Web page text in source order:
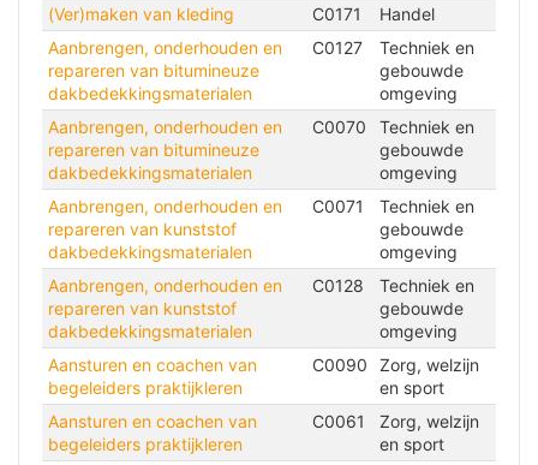
(Ver)maken van kleding
C0171
Handel
Aanbrengen, onderhouden en
repareren van bitumineuze
dakbedekkingsmaterialen
C0127
Techniek en
gebouwde
omgeving
Aanbrengen, onderhouden en
repareren van bitumineuze
dakbedekkingsmaterialen
C0070
Techniek en
gebouwde
omgeving
Aanbrengen, onderhouden en
repareren van kunststof
dakbedekkingsmaterialen
C0071
Techniek en
gebouwde
omgeving
Aanbrengen, onderhouden en
repareren van kunststof
dakbedekkingsmaterialen
C0128
Techniek en
gebouwde
omgeving
Aansturen en coachen van
begeleiders praktijkleren
C0090
Zorg, welzijn
en sport
Aansturen en coachen van
begeleiders praktijkleren
C0061
Zorg, welzijn
en sport